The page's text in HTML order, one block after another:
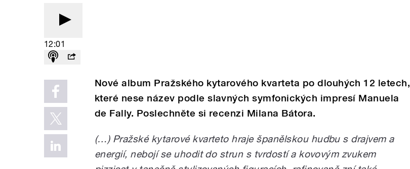
12:01
Nové album Pražského kytarového kvarteta po dlouhých 12 letech,
které nese název podle slavných symfonických impresí Manuela
de Fally. Poslechněte si recenzi Milana Bátora.
(…) Pražské kytarové kvarteto hraje španělskou hudbu s drajvem a
energií, nebojí se uhodit do strun s tvrdostí a kovovým zvukem